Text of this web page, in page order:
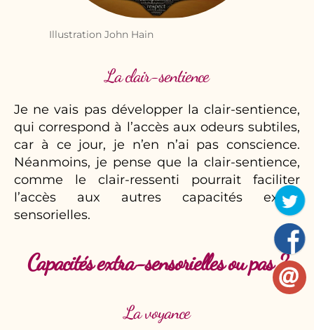
Illustration John Hain
La clair-sentience
Je ne vais pas développer la clair-sentience,
qui correspond à l’accès aux odeurs subtiles,
car à ce jour, je n’en n’ai pas conscience.
Néanmoins, je pense que la clair-sentience,
comme le clair-ressenti pourrait faciliter
l’accès aux autres capacités extra-
sensorielles.
Capacités extra-sensorielles ou pas ?
La voyance